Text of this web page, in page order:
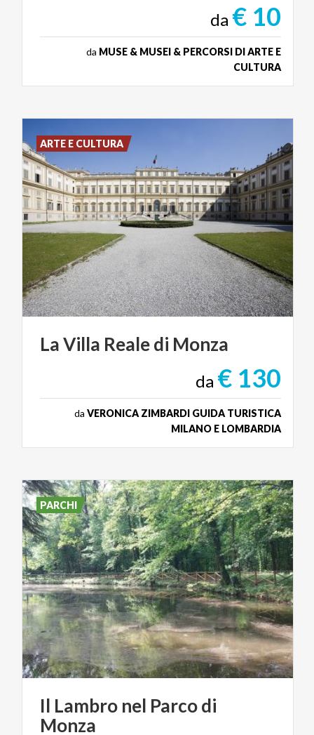
da € 10
da MUSE & MUSEI & PERCORSI DI ARTE E
CULTURA
LaVilla Realedi Monza
da € 130
da VERONICA ZIMBARDI GUIDA TURISTICA
MILANO E LOMBARDIA
ARTE E CULTURA
Il Lambro nel Parcodi
Monza
PARCHI